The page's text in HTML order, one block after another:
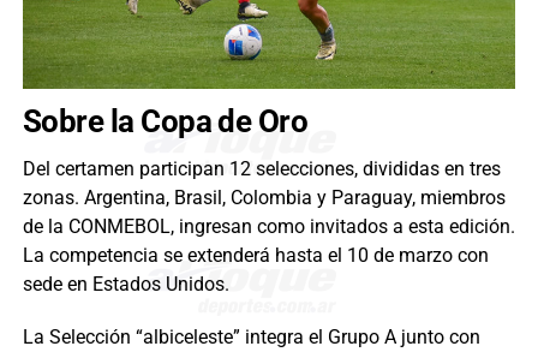
Sobre la Copa de Oro
Del certamen participan 12 selecciones, divididas en tres
zonas. Argentina, Brasil, Colombia y Paraguay, miembros
de la CONMEBOL, ingresan como invitados a esta edición.
La competencia se extenderá hasta el 10 de marzo con
sede en Estados Unidos.
La Selección “albiceleste” integra el Grupo A junto con